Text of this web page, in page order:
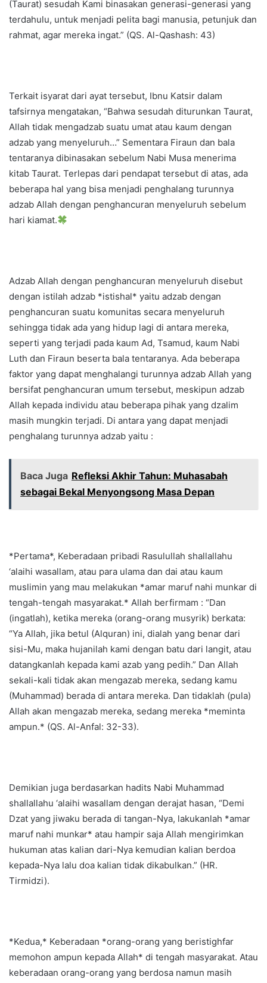
(Taurat) sesudah Kami binasakan generasi-generasi yang
terdahulu, untuk menjadi pelita bagi manusia, petunjuk dan
rahmat, agar mereka ingat.” (QS. Al-Qashash: 43)
Terkait isyarat dari ayat tersebut, Ibnu Katsir dalam
tafsirnya mengatakan, “Bahwa sesudah diturunkan Taurat,
Allah tidak mengadzab suatu umat atau kaum dengan
adzab yang menyeluruh…” Sementara Firaun dan bala
tentaranya dibinasakan sebelum Nabi Musa menerima
kitab Taurat. Terlepas dari pendapat tersebut di atas, ada
beberapa hal yang bisa menjadi penghalang turunnya
adzab Allah dengan penghancuran menyeluruh sebelum
hari kiamat.
Adzab Allah dengan penghancuran menyeluruh disebut
dengan istilah adzab *istishal* yaitu adzab dengan
penghancuran suatu komunitas secara menyeluruh
sehingga tidak ada yang hidup lagi di antara mereka,
seperti yang terjadi pada kaum Ad, Tsamud, kaum Nabi
Luth dan Firaun beserta bala tentaranya. Ada beberapa
faktor yang dapat menghalangi turunnya adzab Allah yang
bersifat penghancuran umum tersebut, meskipun adzab
Allah kepada individu atau beberapa pihak yang dzalim
masih mungkin terjadi. Di antara yang dapat menjadi
penghalang turunnya adzab yaitu :
Baca Juga Refleksi Akhir Tahun: Muhasabah
sebagai Bekal Menyongsong Masa Depan
*Pertama*, Keberadaan pribadi Rasulullah shallallahu
‘alaihi wasallam, atau para ulama dan dai atau kaum
muslimin yang mau melakukan *amar maruf nahi munkar di
tengah-tengah masyarakat.* Allah berfirmam : “Dan
(ingatlah), ketika mereka (orang-orang musyrik) berkata:
“Ya Allah, jika betul (Alquran) ini, dialah yang benar dari
sisi-Mu, maka hujanilah kami dengan batu dari langit, atau
datangkanlah kepada kami azab yang pedih.” Dan Allah
sekali-kali tidak akan mengazab mereka, sedang kamu
(Muhammad) berada di antara mereka. Dan tidaklah (pula)
Allah akan mengazab mereka, sedang mereka *meminta
ampun.* (QS. Al-Anfal: 32-33).
Demikian juga berdasarkan hadits Nabi Muhammad
shallallahu ‘alaihi wasallam dengan derajat hasan, “Demi
Dzat yang jiwaku berada di tangan-Nya, lakukanlah *amar
maruf nahi munkar* atau hampir saja Allah mengirimkan
hukuman atas kalian dari-Nya kemudian kalian berdoa
kepada-Nya lalu doa kalian tidak dikabulkan.” (HR.
Tirmidzi).
*Kedua,* Keberadaan *orang-orang yang beristighfar
memohon ampun kepada Allah* di tengah masyarakat. Atau
keberadaan orang-orang yang berdosa namun masih